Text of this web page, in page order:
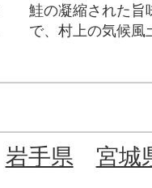
鮭の凝縮された旨
で、村上の気候風
岩手県
宮城